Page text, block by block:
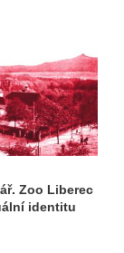
Zoo Liberec
identitu